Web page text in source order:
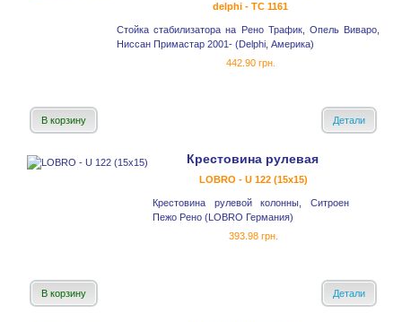
delphi - TC 1161
Стойка стабилизатора на Рено Трафик, Опель Виваро,
Ниссан Примастар 2001- (Delphi, Америка)
442.90 грн.
В корзину Детали
Крестовина рулевая
LOBRO - U 122 (15x15)
Крестовина рулевой колонны, Ситроен
Пежо Рено (LOBRO Германия)
393.98 грн.
В корзину Детали